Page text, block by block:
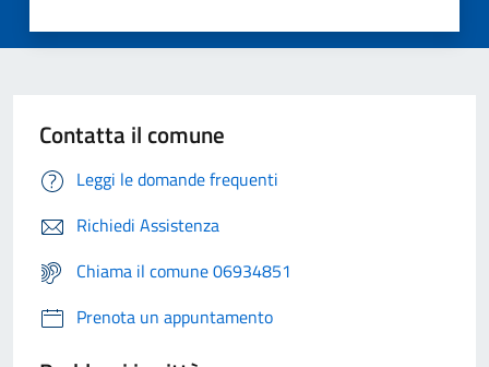
Contatta il comune
Leggi le domande frequenti
Richiedi Assistenza
Chiama il comune 06934851
Prenota un appuntamento